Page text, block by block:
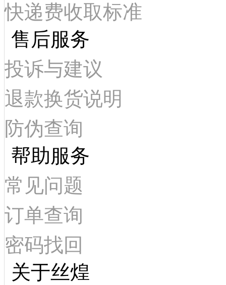
快递费收取标准
售后服务
投诉与建议
退款换货说明
防伪查询
帮助服务
常见问题
订单查询
密码找回
关于丝煌